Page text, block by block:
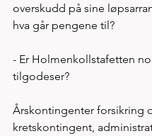
overskudd på sine
hva går pengene til?
- Er Holmenkollstafetten
tilgodeser?
Årskontingenter forsikring
kretskontingent,